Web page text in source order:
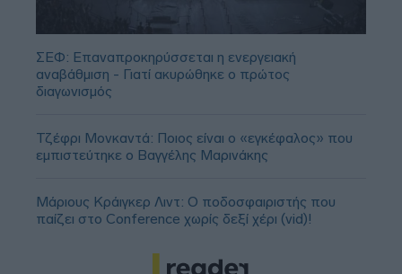
ΣΕΦ: Επαναπροκηρύσσεται η ενεργειακή
αναβάθμιση - Γιατί ακυρώθηκε ο πρώτος
διαγωνισμός
Τζέφρι Μονκαντά: Ποιος είναι ο «εγκέφαλος» που
εμπιστεύτηκε ο Βαγγέλης Μαρινάκης
Μάριους Κράιγκερ Λιντ: Ο ποδοσφαιριστής που
παίζει στο Conference χωρίς δεξί χέρι (vid)!